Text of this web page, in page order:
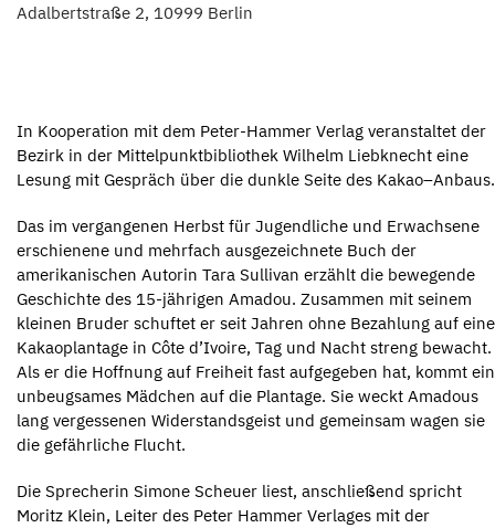
Adalbertstraße 2, 10999 Berlin
In Kooperation mit dem Peter-Hammer Verlag veranstaltet der
Bezirk in der Mittelpunktbibliothek Wilhelm Liebknecht eine
Lesung mit Gespräch über die dunkle Seite des Kakao–Anbaus.
Das im vergangenen Herbst für Jugendliche und Erwachsene
erschienene und mehrfach ausgezeichnete Buch der
amerikanischen Autorin Tara Sullivan erzählt die bewegende
Geschichte des 15-jährigen Amadou. Zusammen mit seinem
kleinen Bruder schuftet er seit Jahren ohne Bezahlung auf
Kakaoplantage in Côte d’Ivoire, Tag und Nacht streng bewacht.
Als er die Hoffnung auf Freiheit fast aufgegeben hat, kommt ein
unbeugsames Mädchen auf die Plantage. Sie weckt Amadous
lang vergessenen Widerstandsgeist und gemeinsam wagen sie
die gefährliche Flucht.
Die Sprecherin Simone Scheuer liest, anschließend spricht
Moritz Klein, Leiter des Peter Hammer Verlages mit der